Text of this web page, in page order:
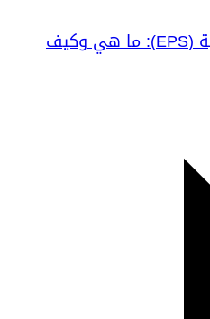
ربحية السهم الأساسية (EPS): ما هي وكيف